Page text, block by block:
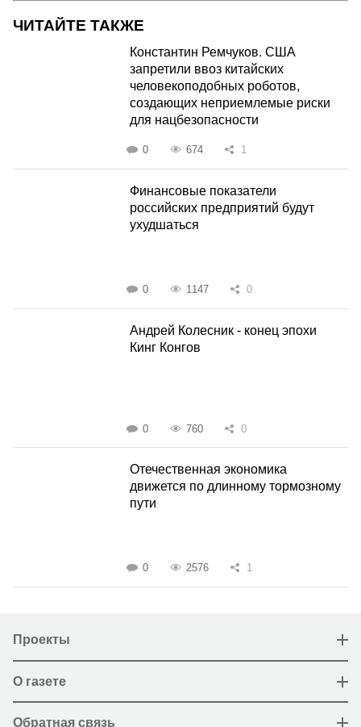
ЧИТАЙТЕ ТАКЖЕ
Константин Ремчуков. США
запретили ввоз китайских
человекоподобных роботов,
создающих неприемлемые риски
для нацбезопасности
0 674 1
Финансовые показатели
российских предприятий будут
ухудшаться
0 1147 0
Андрей Колесник - конец эпохи
Кинг Конгов
0 760 0
Отечественная экономика
движется по длинному тормозному
пути
0 2576 1
Проекты
О газете
Обратная связь